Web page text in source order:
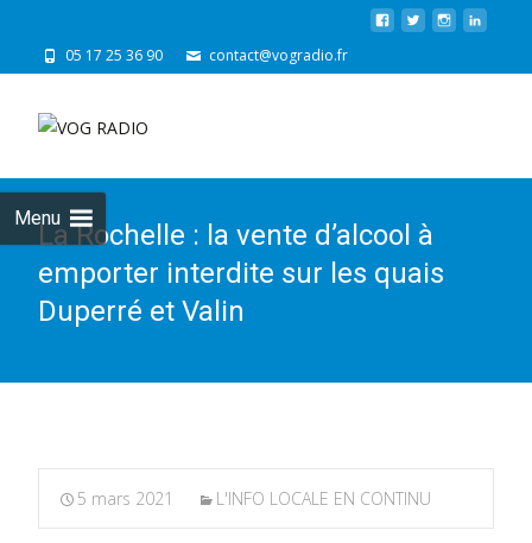
05 17 25 36 90 contact@vogradio.fr
Menu
La Rochelle : la vente d’alcool à
emporter interdite sur les quais
Duperré et Valin
5 mars 2021 L'INFO LOCALE EN CONTINU